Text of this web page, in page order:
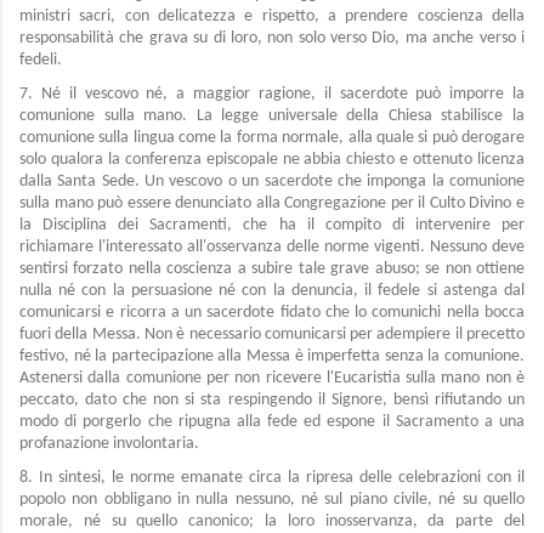
ministri sacri, con delicatezza e rispetto, a prendere coscienza della
responsabilità che grava su di loro, non solo verso Dio, ma anche verso i
fedeli.
7. Né il vescovo né, a maggior ragione, il sacerdote può imporre la
comunione sulla mano. La legge universale della Chiesa stabilisce la
comunione sulla lingua come la forma normale, alla quale si può derogare
solo qualora la conferenza episcopale ne abbia chiesto e ottenuto licenza
dalla Santa Sede. Un vescovo o un sacerdote che imponga la comunione
sulla mano può essere denunciato alla Congregazione per il Culto Divino e
la Disciplina dei Sacramenti, che ha il compito di intervenire per
richiamare l'interessato all'osservanza delle norme vigenti. Nessuno deve
sentirsi forzato nella coscienza a subire tale grave abuso; se non ottiene
nulla né con la persuasione né con la denuncia, il fedele si astenga dal
comunicarsi e ricorra a un sacerdote fidato che lo comunichi nella bocca
fuori della Messa. Non è necessario comunicarsi per adempiere il precetto
festivo, né la partecipazione alla Messa è imperfetta senza la comunione.
Astenersi dalla comunione per non ricevere l'Eucaristia sulla mano non è
peccato, dato che non si sta respingendo il Signore, bensì rifiutando un
modo di porgerlo che ripugna alla fede ed espone il Sacramento a una
profanazione involontaria.
8. In sintesi, le norme emanate circa la ripresa delle celebrazioni con il
popolo non obbligano in nulla nessuno, né sul piano civile, né su quello
morale, né su quello canonico; la loro inosservanza, da parte del